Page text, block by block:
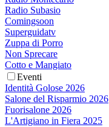
Radio Subasio
Comingsoon
Superguidatv
Zuppa di Porro
Non Sprecare
Cotto e Mangiato
Eventi
Identità Golose 2026
Salone del Risparmio 2026
Fuorisalone 2026
L'Artigiano in Fiera 2025